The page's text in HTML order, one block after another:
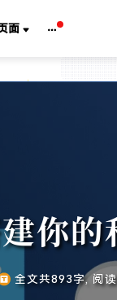
面
你的
全文共893字, 阅